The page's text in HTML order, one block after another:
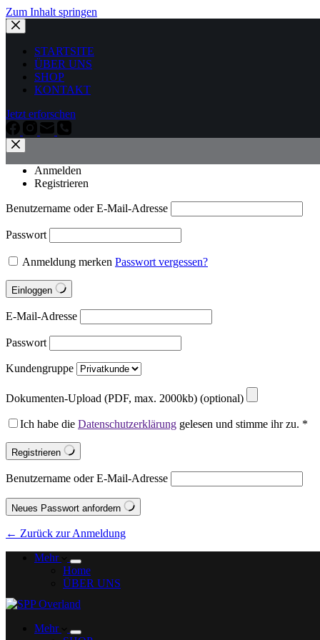
Zum Inhalt springen
STARTSITE
ÜBER UNS
SHOP
KONTAKT
Jetzt erforschen
Anmelden
Registrieren
Benutzername oder E-Mail-Adresse
Passwort
Anmeldung merken Passwort vergessen?
Einloggen
E-Mail-Adresse
Passwort
Kundengruppe
Dokumenten-Upload (PDF, max. 2000kb) (optional)
Ich habe die Datenschutzerklärung gelesen und stimme ihr zu. *
Registrieren
Benutzername oder E-Mail-Adresse
Neues Passwort anfordern
← Zurück zur Anmeldung
Mehr
Home
ÜBER UNS
Mehr